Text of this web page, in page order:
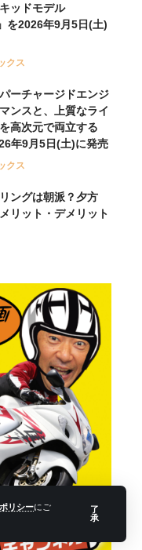
リシーにご
了
承
ッドモデル
を2026年9月5日(土)
クス
ーチャージドエンジ
ンスと、上質なライ
高次元で両立する
年9月5日(土)に発売
クス
ングは朝派？夕方
リット・デメリット